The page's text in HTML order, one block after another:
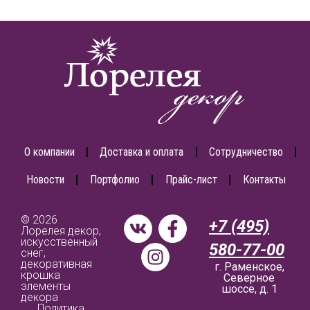
О компании Доставка и оплата Сотрудничество
Новости Портфолио Прайс-лист Контакты
© 2026
Лорелея декор,
искусственный
снег,
декоративная
крошка
элементы
декора
+7 (495)
580-77-00
г. Раменское,
Северное
шоссе, д. 1